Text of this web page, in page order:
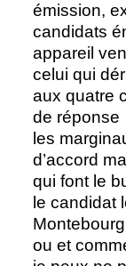
émission,
candidats
appareil
celui qui
aux quatre
de réponse
les
d’accord
qui font le
le candidat
ou et